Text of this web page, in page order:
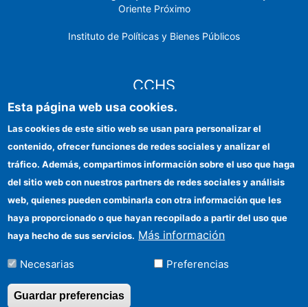
Oriente Próximo
Instituto de Políticas y Bienes Públicos
CCHS
Identidad institucional
Ayudas FEDER
Organismos financiadores
Contacto
Cómo llegar
Esta página web usa cookies.
Las cookies de este sitio web se usan para personalizar el
contenido, ofrecer funciones de redes sociales y analizar el
tráfico. Además, compartimos información sobre el uso que haga
del sitio web con nuestros partners de redes sociales y análisis
web, quienes pueden combinarla con otra información que les
haya proporcionado o que hayan recopilado a partir del uso que
haya hecho de sus servicios. Más información
Necesarias Preferencias
Guardar preferencias